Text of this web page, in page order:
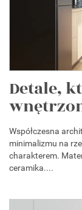
Detale,
Współczesna
minimalizmu na
charakterem.
ceramika....